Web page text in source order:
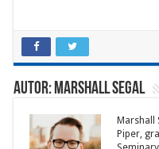
Autor: Marshall Segal
Marshall
Piper,